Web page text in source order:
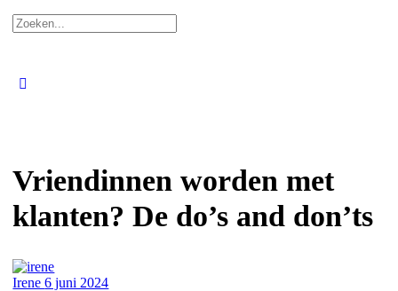
Zoeken
naar:
Vriendinnen worden met
klanten? De do’s and don’ts
Irene6 juni 2024